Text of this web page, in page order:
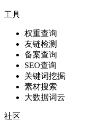
工具
权重查询
友链检测
备案查询
SEO查询
关键词挖掘
素材搜索
大数据词云
社区